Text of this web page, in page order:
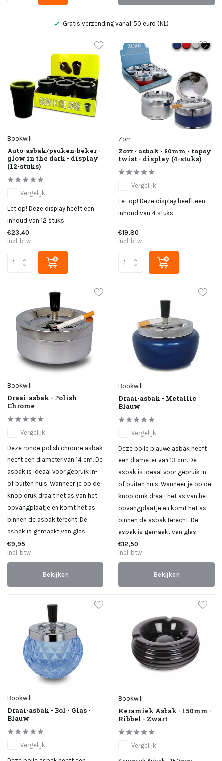
vanaf 50 euro (NL) Niet goed, geld
Bookwill
Auto-asbak/peuken-beker -
glow in the dark - display
(12-stuks)
Vergelijk
Let op! Deze display heeft een
inhoud van 12 stuks.
€23,40
Incl. btw
Zorr
Zorr - asbak - 80mm - topsy
twist - display (4-stuks)
Vergelijk
Let op! Deze display heeft een
inhoud van 4 stuks.
€19,80
Incl. btw
Bookwill
Draai-asbak - Polish
Chrome
Vergelijk
Deze ronde polish chrome asbak
heeft een diameter van 14 cm. De
asbak is ideaal voor gebruik in-
of buiten huis. Wanneer je op de
knop druk draait het as van het
opvangplaatje en komt het as
binnen de asbak terecht. De
asbak is gemaakt van glas.
€9,95
Incl. btw
Bekijken
Bookwill
Draai-asbak - Metallic
Blauw
Vergelijk
Deze bolle blauwe asbak heeft
een diameter van 13 cm. De
asbak is ideaal voor gebruik in-
of buiten huis. Wanneer je op de
knop druk draait het as van het
opvangplaatje en komt het as
binnen de asbak terecht. De
asbak is gemaakt van glas.
€12,50
Incl. btw
Bekijken
Bookwill
Draai-asbak - Bol - Glas -
Blauw
Vergelijk
Bookwill
Keramiek Asbak - 150mm -
Ribbel - Zwart
Vergelijk